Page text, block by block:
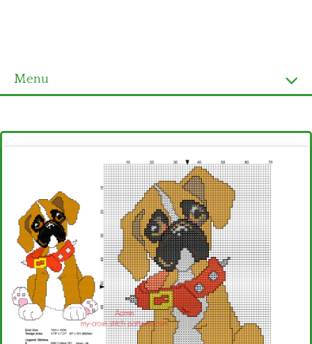
Menu
Ultimi schemi
Bambini
Disney
Thun